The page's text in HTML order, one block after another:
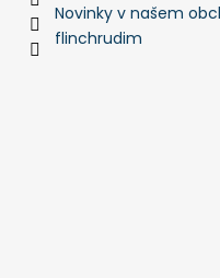
Novinky v našem
flinchrudim